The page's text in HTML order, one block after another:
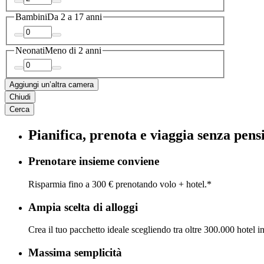
BambiniDa 2 a 17 anni
NeonatiMeno di 2 anni
Aggiungi un’altra camera
Chiudi
Cerca
Pianifica, prenota e viaggia senza
Prenotare insieme conviene
Risparmia fino a 300 € prenotando volo + hotel.*
Ampia scelta di alloggi
Crea il tuo pacchetto ideale scegliendo tra oltre 300.000 hotel
Massima semplicità